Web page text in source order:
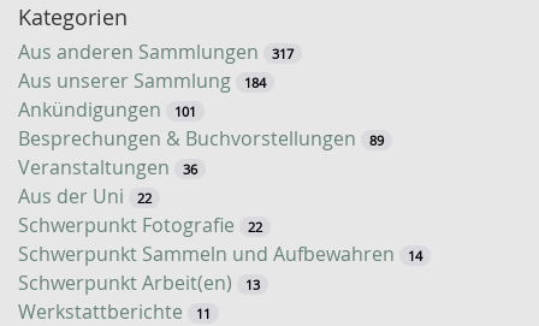
S
u
c
h
e
Kategorien
Aus anderen Sammlungen 317
Aus unserer Sammlung 184
Ankündigungen 101
Besprechungen & Buchvorstellungen 89
Veranstaltungen 36
Aus der Uni 22
Schwerpunkt Fotografie 22
Schwerpunkt Sammeln und Aufbewahren 14
Schwerpunkt Arbeit(en) 13
Werkstattberichte 11